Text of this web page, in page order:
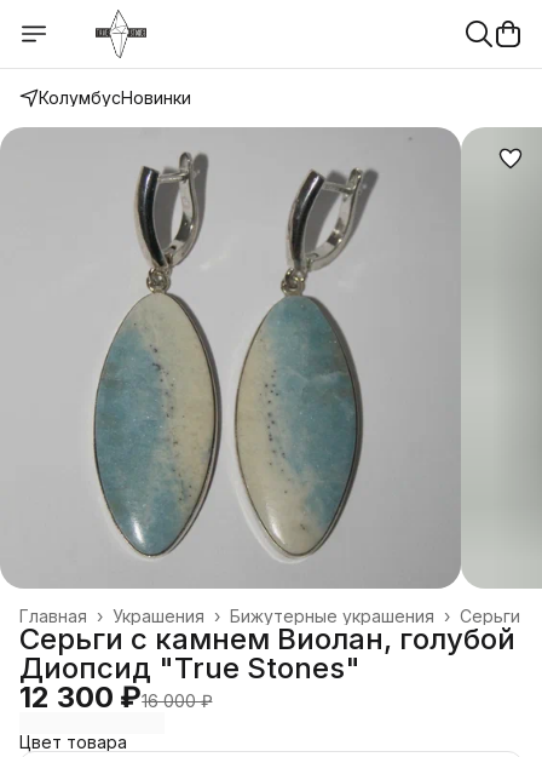
КолумбусНовинки
Серьги
Бижутерные украшения ›
Украшения ›
Главная ›
Серьги с камнем Виолан, голубой
Диопсид "True Stones"
12 300 ₽16 000 ₽
Цвет товара